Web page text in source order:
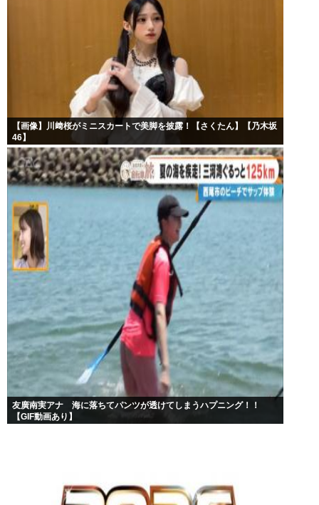
【画像】川﨑桜がミニスカートで美脚を披露！【さくたん】【乃木坂
46】
友廣南実アナ 海に落ちてパンツが透けてしまうハプニング！！
【GIF動画あり】